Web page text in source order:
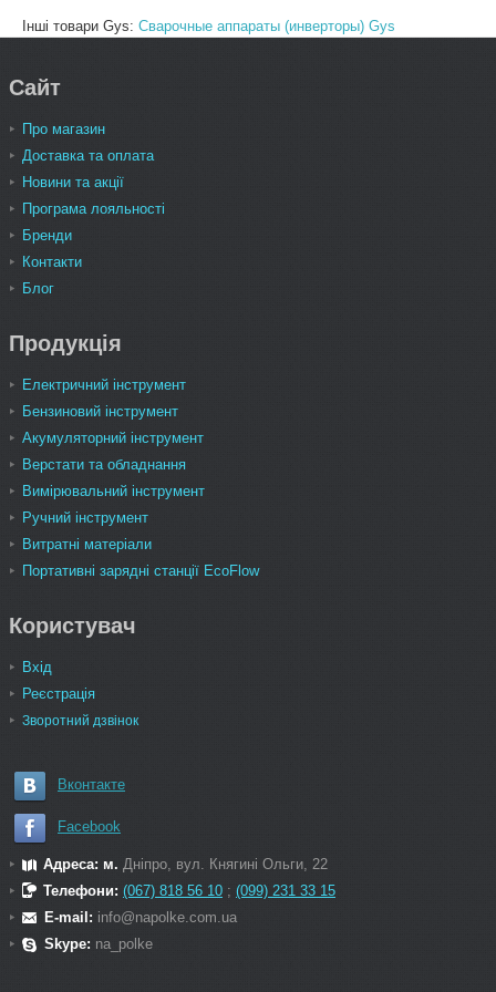
Інші товари Gys: Сварочные аппараты (инверторы) Gys
Сайт
Про магазин
Доставка та оплата
Новини та акції
Програма лояльності
Бренди
Контакти
Блог
Продукція
Електричний інструмент
Бензиновий інструмент
Акумуляторний інструмент
Верстати та обладнання
Вимірювальний інструмент
Ручний інструмент
Витратні матеріали
Портативні зарядні станції EcoFlow
Користувач
Вхід
Реєстрація
Зворотний дзвінок
Вконтакте
Facebook
Адреса: м. Дніпро, вул. Княгині Ольги, 22
Телефони: (067) 818 56 10 ; (099) 231 33 15
E-mail: info@napolke.com.ua
Skype: na_polke